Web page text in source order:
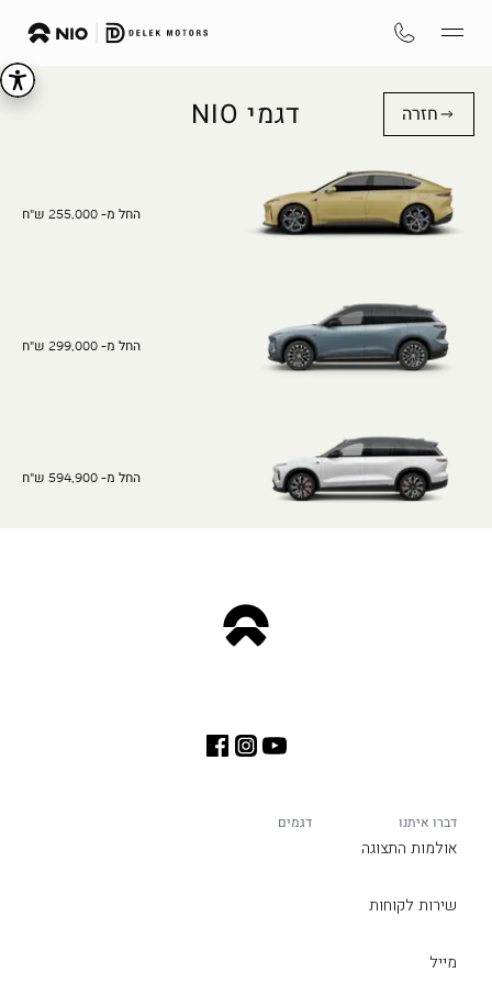
חזרה דגמי NIO
החל מ- 255,000 ש"ח
החל מ- 299,000 ש"ח
החל מ- 594,900 ש"ח
דברו איתנו
אולמות התצוגה
שירות לקוחות
מייל
דגמים